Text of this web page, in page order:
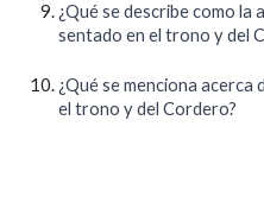
¿Qué se describe como la
sentado en el trono y del
¿Qué se menciona acerca
el trono y del Cordero?